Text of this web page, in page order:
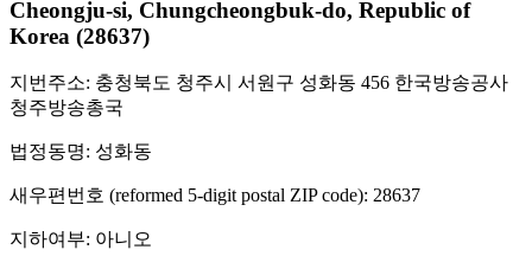
Cheongju-si, Chungcheongbuk-do, Republic of
Korea (28637)
지번주소: 충청북도 청주시 서원구 성화동 456 한국방송공사
청주방송총국
법정동명: 성화동
새우편번호 (reformed 5-digit postal ZIP code): 28637
지하여부: 아니오